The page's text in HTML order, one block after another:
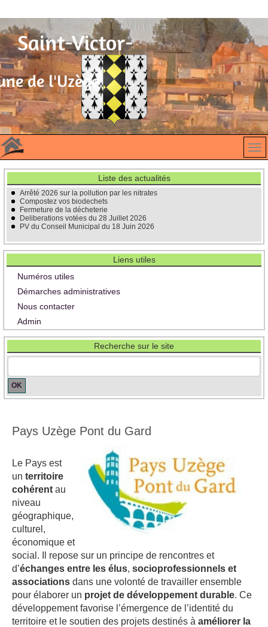
de l'Uzège
Saint-Victor-
des-Oules
Liste des actualités
Arrêté 2026 sur la pollution par les nitrates
Compostez vos biodechets
Fermeture de la décheterie
Deliberations votées du 28 Juillet 2026
PV du Conseil Municipal du 18 Juin 2026
Liens utiles
Numéros utiles
Démarches administratives
Nous contacter
Admin
Recherche sur le site
Pays Uzège Pont du Gard
Le Pays est
un territoire
cohérent au
niveau
géographique,
culturel,
économique et
social. Il repose sur un principe de rencontres et
d’échanges entre les élus, socioprofessionnels et
associations dans une volonté de travailler ensemble
pour élaborer un projet de développement durable. Ce
développement favorise l’émergence de l’identité du
territoire et le soutien des projets destinés à améliorer la